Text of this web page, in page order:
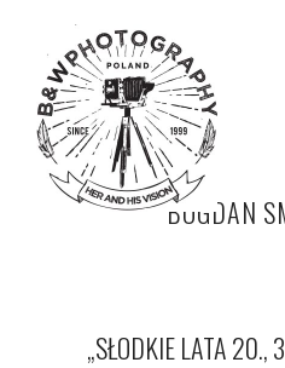
BOGDAN
„SŁODKIE LATA 20.,